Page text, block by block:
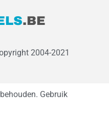
2004-2021
Gebruik